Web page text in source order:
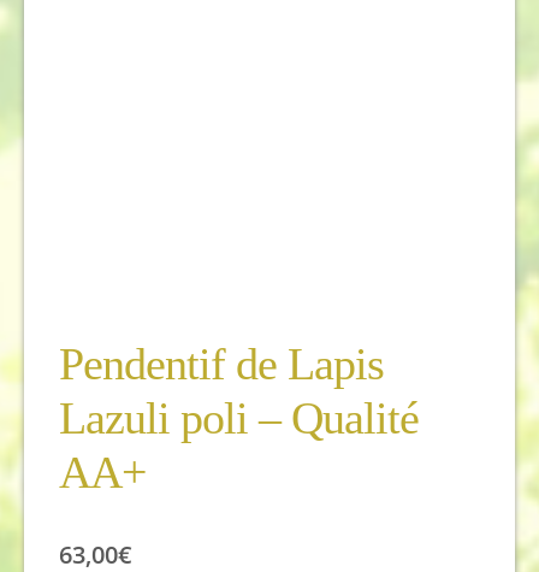
Pendentif de Lapis
Lazuli poli – Qualité
AA+
63,00€